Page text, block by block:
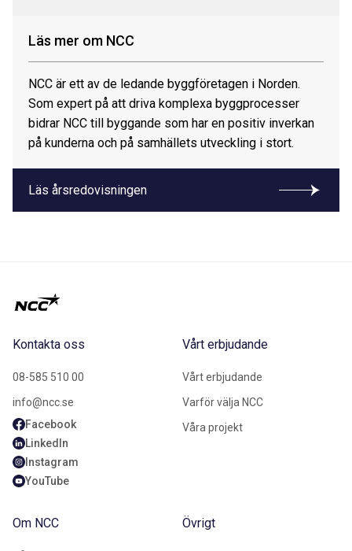
Läs mer om NCC
NCC är ett av de ledande byggföretagen i Norden.
Som expert på att driva komplexa byggprocesser
bidrar NCC till byggande som har en positiv inverkan
på kunderna och på samhällets utveckling i stort.
Läs årsredovisningen
Kontakta oss
08-585 510 00
info@ncc.se
Facebook
LinkedIn
Instagram
YouTube
Vårt erbjudande
Vårt erbjudande
Varför välja NCC
Våra projekt
Om NCC Övrigt